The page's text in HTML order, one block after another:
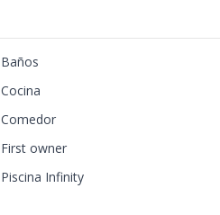
Baños
Cocina
Comedor
First owner
Piscina Infinity